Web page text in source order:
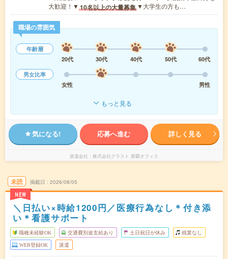
大歓迎！▼ 10名以上の大量募集 ▼大学生の方も…
職場の雰囲気
年齢層
20代
30代 40代 50代
60代
男女比率
女性
男性
もっと見る
気になる! 応募へ進む 詳しく見る
派遣会社 株式会社グラスト 那覇オフィス
未読
NEW
掲載日 2026/08/05
＼日払い×時給1200円／医療行為なし＊付き添
い＊看護サポート
職種未経験OK 交通費別途支給あり 土日祝日が休み 残業なし
WEB登録OK 派遣